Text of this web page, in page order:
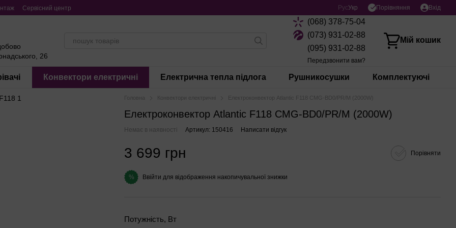
Сервісний центр РусУкр Порівняння Вхід
26
(068) 378-75-04
(073) 931-02-88
(095) 931-02-88
Передзвонити вам?
Мій кошик
Конвектори електричні Електрична тепла підлога Рушникосушки Комплектуючі
Головна Конвектори електричні Електроконвектор Atlantic F118 CMG-BD0/PR/M (2000W)
Електроконвектор Atlantic F118 CMG-BD0/PR/M (2000W)
Немає в наявності Артикул: 150416 Написати відгук
3 699 грн Порівняти
% Ввійти для відображення накопичувальної знижки
Потужність, Вт